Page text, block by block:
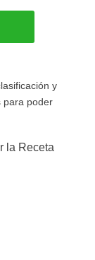
y
para poder
la Receta